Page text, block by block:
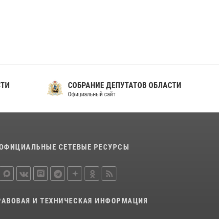
СОБРАНИЕ ДЕПУТАТОВ ОБЛАСТИ
Официальный сайт
СЕТЕВЫЕ РЕСУРСЫ
И ТЕХНИЧЕСКАЯ ИНФОРМАЦИЯ